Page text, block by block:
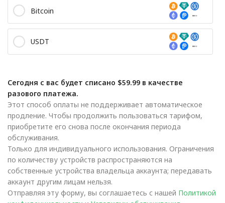
Bitcoin
USDT
Сегодня с вас будет списано $59.99 в качестве
разового платежа.
Этот способ оплаты не поддерживает автоматическое
продление. Чтобы продолжить пользоваться тарифом,
приобретите его снова после окончания периода
обслуживания.
Только для индивидуального использования. Ограничения
по количеству устройств распространяются на
собственные устройства владельца аккаунта; передавать
аккаунт другим лицам нельзя.
Отправляя эту форму, вы соглашаетесь с нашей Политикой